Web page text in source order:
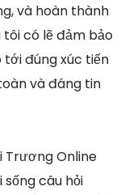
và hoàn thành
có lẽ đảm bảo
đúng xúc tiến
và đáng tin
Trương Online
câu hỏi